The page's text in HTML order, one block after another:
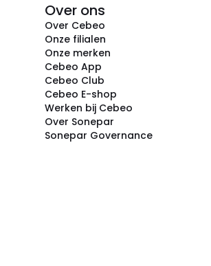
Over ons
Over Cebeo
Onze filialen
Onze merken
Cebeo App
Cebeo Club
Cebeo E-shop
Werken bij Cebeo
Over Sonepar
Sonepar Governance